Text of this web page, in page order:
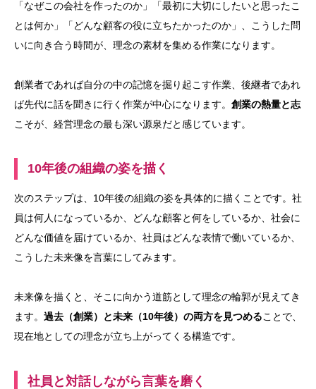
「なぜこの会社を作ったのか」「最初に大切にしたいと思ったこ
とは何か」「どんな顧客の役に立ちたかったのか」、こうした問
いに向き合う時間が、理念の素材を集める作業になります。
創業者であれば自分の中の記憶を掘り起こす作業、後継者であれ
ば先代に話を聞きに行く作業が中心になります。 創業の熱量と志
こそが、経営理念の最も深い源泉だと感じています。
10年後の組織の姿を描く
次のステップは、10年後の組織の姿を具体的に描くことです。社
員は何人になっているか、どんな顧客と何をしているか、社会に
どんな価値を届けているか、社員はどんな表情で働いているか、
こうした未来像を言葉にしてみます。
未来像を描くと、そこに向かう道筋として理念の輪郭が見えてき
ます。 過去（創業）と未来（10年後）の両方を見つめることで、
現在地としての理念が立ち上がってくる構造です。
社員と対話しながら言葉を磨く